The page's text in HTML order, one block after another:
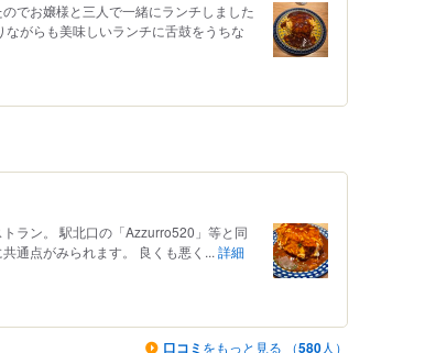
でお嬢様と三人で一緒にランチしました
がらも美味しいランチに舌鼓をうちな
ラン。 駅北口の「Azzurro520」等と同
通点がみられます。 良くも悪く... 詳細
口コミ をもっと見る （580人）